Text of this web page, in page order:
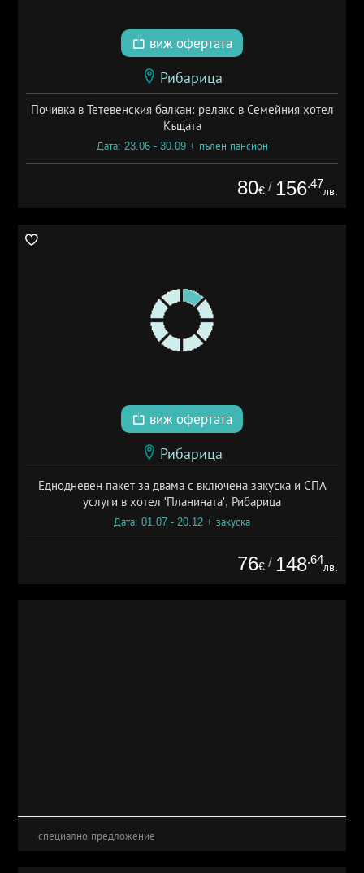
виж офертата
Рибарица
Почивка в Тетевенския балкан: релакс в Семейния хотел
Къщата
Дата: 23.06 - 30.09 + пълен пансион
80€ / 156.47
лв.
виж офертата
Рибарица
Еднодневен пакет за двама с включена закуска и СПА
услуги в хотел 'Планината', Рибарица
Дата: 01.07 - 20.12 + закуска
76€ / 148.64
лв.
специално предложение